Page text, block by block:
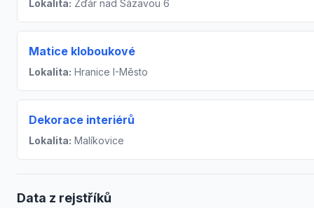
Lokalita: Žďár nad Sázavou 6
Matice kloboukové
Lokalita: Hranice I-Město
Dekorace interiérů
Lokalita: Malíkovice
Data z rejstříků